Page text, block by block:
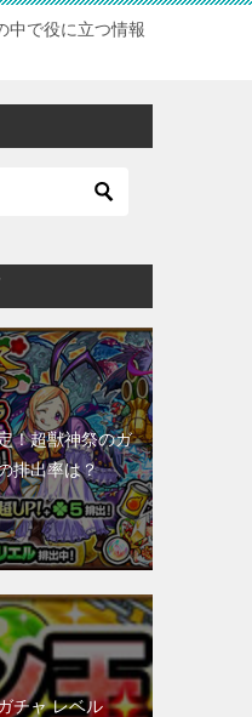
中で役に立つ情報
！超獣神祭のガ
排出率は？
チャ レベル